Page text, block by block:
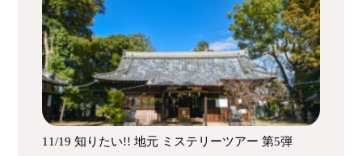
11/19 知りたい!! 地元 ミステリーツアー 第5弾